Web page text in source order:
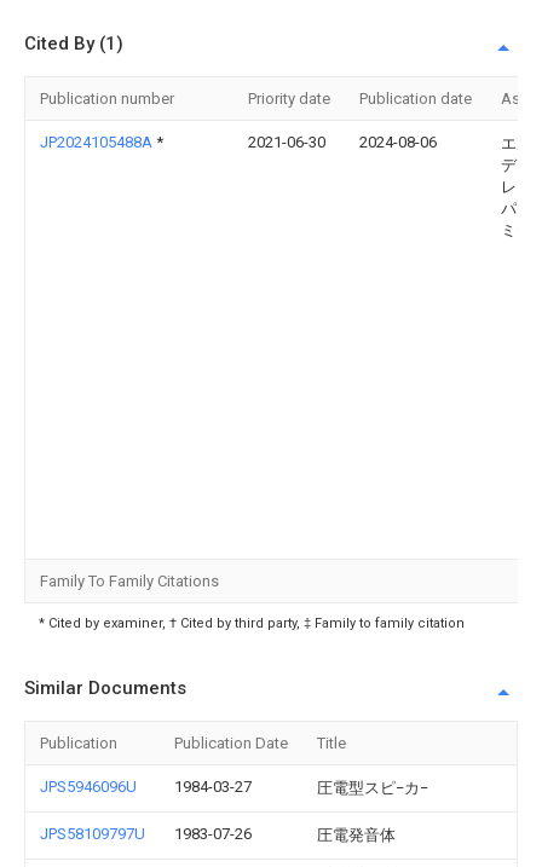
Cited By (1)
Publication number Priority date Publication date
JP2024105488A * 2021-06-30 2024-08-06
エル
ディ
レイ
パニ
ミテ
Family To Family Citations
* Cited by examiner, † Cited by third party, ‡ Family to family citation
Similar Documents
Publication Publication Date Title
JPS5946096U 1984-03-27 圧電型スピ−カ−
JPS58109797U 1983-07-26 圧電発音体